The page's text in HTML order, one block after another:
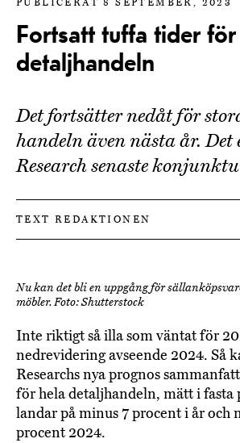
PUBLICERAT 8 SEPTEMBER, 2023
Fortsatt tuffa tider för
detaljhandeln
Det fortsätter nedåt för
handeln även nästa år.
Research senaste
TEXT REDAKTIONEN
Nu kan det bli en uppgång för
möbler. Foto: Shutterstock
Inte riktigt så illa som väntat för
nedrevidering avseende 2024. Så
Researchs nya prognos
för hela detaljhandeln, mätt i fasta
landar på minus 7 procent i år och
procent 2024.